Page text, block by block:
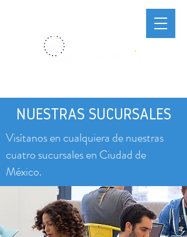
NUESTRAS SUCURSALES
Visítanos en cualquiera de nuestras
cuatro sucursales en Ciudad de
México.